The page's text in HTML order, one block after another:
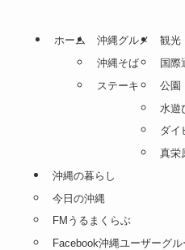
ホーム
沖縄グルメ
沖縄そば
ステーキ
観光
国際
公園
水遊
ダイ
真栄
沖縄の暮らし
今日の沖縄
FMうるまくらぶ
Facebook沖縄ユーザーグ